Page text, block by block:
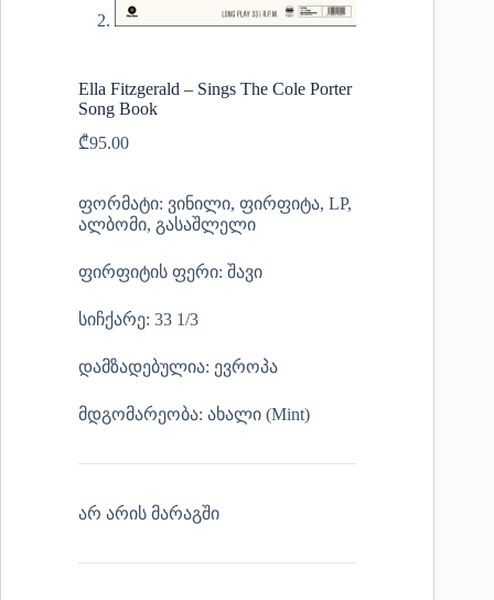
Ella Fitzgerald – Sings The Cole Porter
Song Book
₾95.00
ფორმატი: ვინილი, ფირფიტა, LP,
ალბომი, გასაშლელი
ფირფიტის ფერი: შავი
სიჩქარე: 33 1/3
დამზადებულია: ევროპა
მდგომარეობა: ახალი (Mint)
არ არის მარაგში